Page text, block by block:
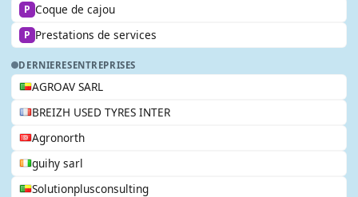
P Coque de cajou
P Prestations de services
DERNIERESENTREPRISES
AGROAV SARL
BREIZH USED TYRES INTER
Agronorth
guihy sarl
Solutionplusconsulting